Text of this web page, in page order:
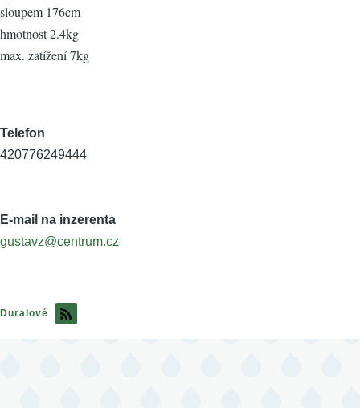
sloupem 176cm
hmotnost 2.4kg
max. zatížení 7kg
Telefon
420776249444
E-mail na inzerenta
gustavz@centrum.cz
Duralové